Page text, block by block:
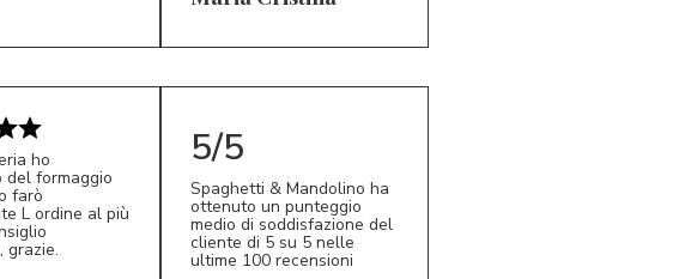
ho
del formaggio
farò
L ordine al più
grazie.
5/5
Spaghetti & Mandolino ha
ottenuto un punteggio
medio di soddisfazione del
cliente di 5 su 5 nelle
ultime 100 recensioni